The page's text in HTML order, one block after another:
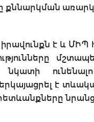
քննարկման
է և ՄԻՊ
է